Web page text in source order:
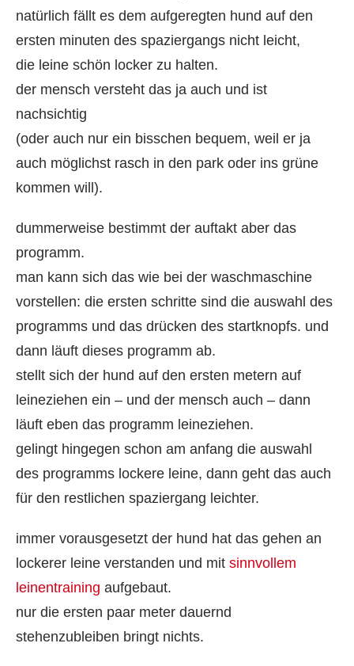
natürlich fällt es dem aufgeregten hund auf den
ersten minuten des spaziergangs nicht leicht,
die leine schön locker zu halten.
der mensch versteht das ja auch und ist
nachsichtig
(oder auch nur ein bisschen bequem, weil er ja
auch möglichst rasch in den park oder ins grüne
kommen will).
dummerweise bestimmt der auftakt aber das
programm.
man kann sich das wie bei der waschmaschine
vorstellen: die ersten schritte sind die auswahl des
programms und das drücken des startknopfs. und
dann läuft dieses programm ab.
stellt sich der hund auf den ersten metern auf
leineziehen ein – und der mensch auch – dann
läuft eben das programm leineziehen.
gelingt hingegen schon am anfang die auswahl
des programms lockere leine, dann geht das auch
für den restlichen spaziergang leichter.
immer vorausgesetzt der hund hat das gehen an
lockerer leine verstanden und mit sinnvollem
leinentraining aufgebaut.
nur die ersten paar meter dauernd
stehenzubleiben bringt nichts.